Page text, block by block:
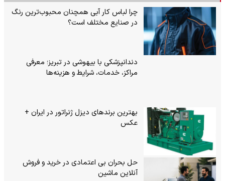
چرا لباس کار آبی همچنان محبوب‌ترین رنگ
در صنایع مختلف است؟
دندانپزشکی با بیهوشی در تبریز؛ معرفی
مراکز، خدمات، شرایط و هزینه‌ها
بهترین برندهای دیزل ژنراتور در ایران +
عکس
حل بحران بی‌ اعتمادی در خرید و فروش
آنلاین ماشین